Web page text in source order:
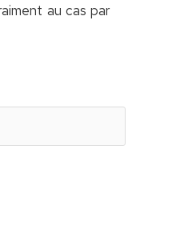
au cas par